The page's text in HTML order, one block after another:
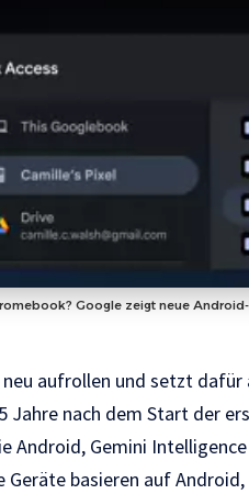
Google zeigt neue
aufrollen und setzt
Jahre nach dem Start der
Android, Gemini
basieren auf